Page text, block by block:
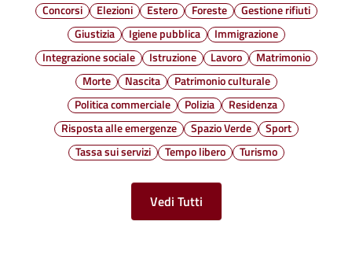
Concorsi
Elezioni Estero Foreste
Gestione rifiuti
Giustizia
Igiene pubblica
Immigrazione
Integrazione sociale
Istruzione Lavoro
Matrimonio
Morte
Nascita
Patrimonio culturale
Politica commerciale
Polizia
Residenza
Risposta alle emergenze
Spazio Verde
Sport
Tassa sui servizi
Tempo libero Turismo
Vedi Tutti